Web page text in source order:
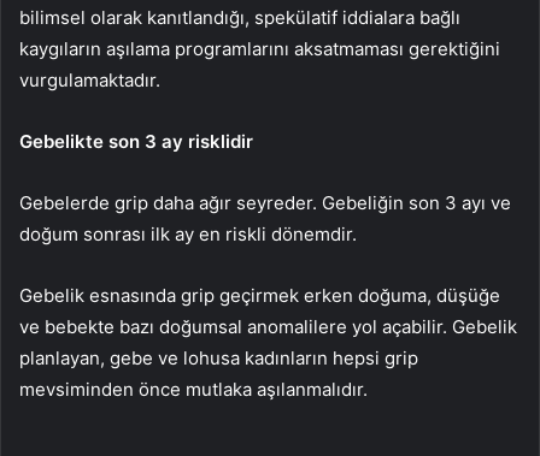
bilimsel olarak kanıtlandığı, spekülatif iddialara bağlı
kaygıların aşılama programlarını aksatmaması gerektiğini
vurgulamaktadır.
Gebelikte son 3 ay risklidir
Gebelerde grip daha ağır seyreder. Gebeliğin son 3 ayı ve
doğum sonrası ilk ay en riskli dönemdir.
Gebelik esnasında grip geçirmek erken doğuma, düşüğe
ve bebekte bazı doğumsal anomalilere yol açabilir. Gebelik
planlayan, gebe ve lohusa kadınların hepsi grip
mevsiminden önce mutlaka aşılanmalıdır.